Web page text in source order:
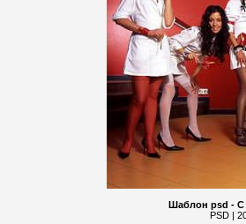
Шаблон psd - С
PSD |